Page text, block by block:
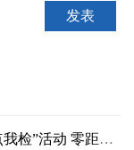
距离守护美妆安全